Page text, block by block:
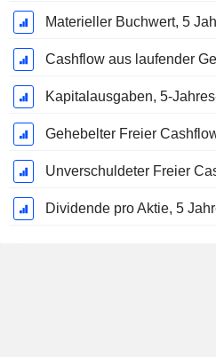
Kapitalausgaben, 5-
Gehebelter Freier